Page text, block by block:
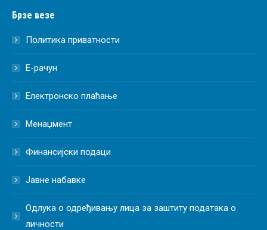
Брзе везе
Политика приватности
Е-рачун
Електронско плаћање
Менаџмент
Финансијски подаци
Јавне набавке
Одлука о одређивању лица за заштиту података о
личности